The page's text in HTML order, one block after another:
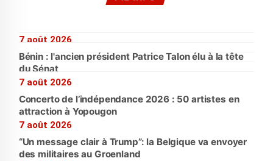
7 août 2026
Bénin : l'ancien président Patrice Talon élu à la tête
du Sénat
7 août 2026
Concerto de l’indépendance 2026 : 50 artistes en
attraction à Yopougon
7 août 2026
“Un message clair à Trump”: la Belgique va envoyer
des militaires au Groenland